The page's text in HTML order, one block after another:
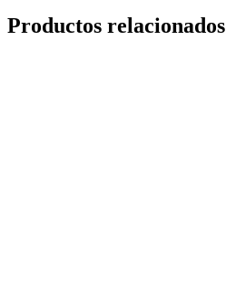
Productos relacionados